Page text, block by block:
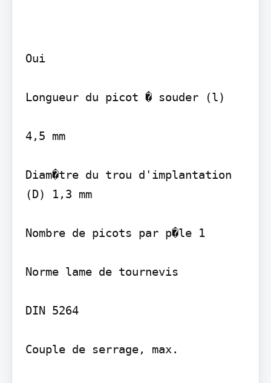
Oui
Longueur du picot � souder (l)
4,5 mm
Diam�tre du trou d'implantation
(D) 1,3 mm
Nombre de picots par p�le 1
Norme lame de tournevis
DIN 5264
Couple de serrage, max.